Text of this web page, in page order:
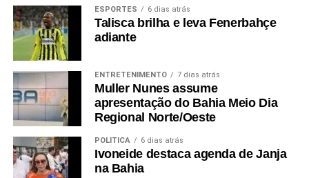
ESPORTES 6 dias atrás
Talisca brilha e leva Fenerbahçe
adiante
ENTRETENIMENTO 7 dias atrás
Muller Nunes assume
apresentação do Bahia Meio Dia
Regional Norte/Oeste
POLÍTICA 6 dias atrás
Ivoneide destaca agenda de Janja
na Bahia